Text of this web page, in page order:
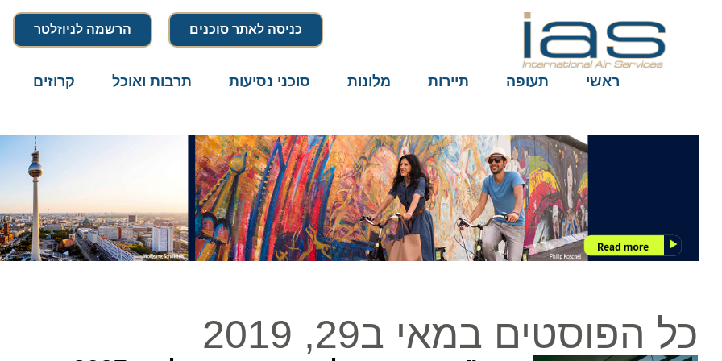
כניסה לאתר סוכנים הרשמה לניוזלטר
ראשי תעופה תיירות מלונות סוכני נסיעות תרבות ואוכל קרוזים
כל הפוסטים במאי ב29, 2019